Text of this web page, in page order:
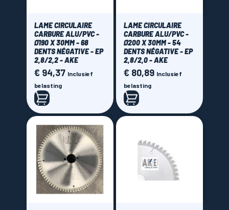
LAME CIRCULAIRE
CARBURE ALU/PVC -
Ø190 X 30MM - 68
DENTS NÉGATIVE - EP
2,8/2,2 - AKE
Prijs
€ 94,37 Inclusief
belasting
LAME CIRCULAIRE
CARBURE ALU/PVC -
Ø200 X 30MM - 54
DENTS NÉGATIVE - EP
2,8/2,0 - AKE
Prijs
€ 80,89 Inclusief
belasting